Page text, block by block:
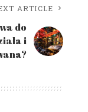
ARTICLE
do
i